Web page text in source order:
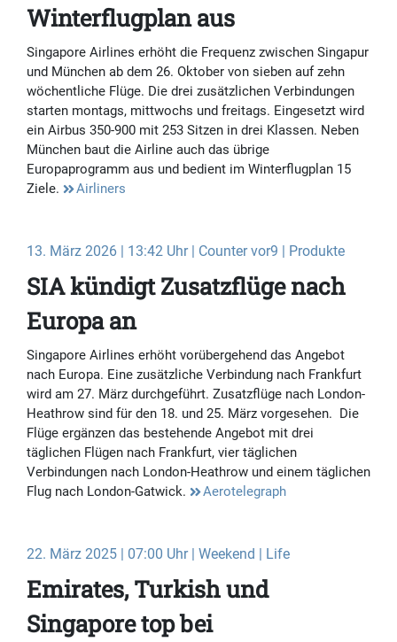
Winterflugplan aus
Singapore Airlines erhöht die Frequenz zwischen Singapur
und München ab dem 26. Oktober von sieben auf zehn
wöchentliche Flüge. Die drei zusätzlichen Verbindungen
starten montags, mittwochs und freitags. Eingesetzt wird
ein Airbus 350-900 mit 253 Sitzen in drei Klassen. Neben
München baut die Airline auch das übrige
Europaprogramm aus und bedient im Winterflugplan 15
Ziele.
Airliners
13. März 2026 | 13:42 Uhr | Counter vor9 | Produkte
SIA kündigt Zusatzflüge nach
Europa an
Singapore Airlines erhöht vorübergehend das Angebot
nach Europa. Eine zusätzliche Verbindung nach Frankfurt
wird am 27. März durchgeführt. Zusatzflüge nach London-
Heathrow sind für den 18. und 25. März vorgesehen. Die
Flüge ergänzen das bestehende Angebot mit drei
täglichen Flügen nach Frankfurt, vier täglichen
Verbindungen nach London-Heathrow und einem täglichen
Flug nach London-Gatwick.
Aerotelegraph
22. März 2025 | 07:00 Uhr | Weekend | Life
Emirates, Turkish und
Singapore top bei